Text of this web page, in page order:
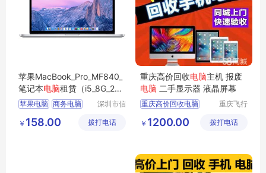
苹果MacBook_Pro_MF840_
笔记本电脑租赁（i5_8G_256
G_13.3英寸）
苹果电脑 商务电脑
企业电脑
深圳市信
技术有限
￥ 158.00 拨打电话
重庆高价回收电脑主机 报废
电脑 二手显示器 液晶屏幕
重庆高价回收电脑
重庆飞行
限公司
￥ 1200.00 拨打电话